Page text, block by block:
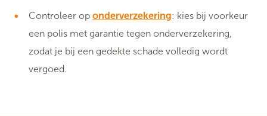
Controleer op onderverzekering: kies bij voorkeur
een polis met garantie tegen onderverzekering,
zodat je bij een gedekte schade volledig wordt
vergoed.